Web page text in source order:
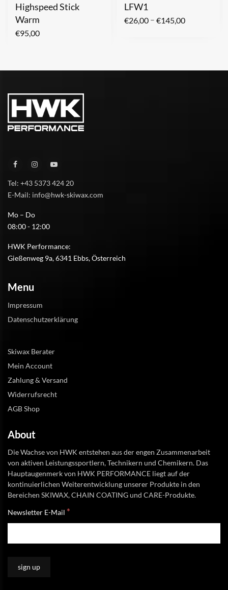
Highspeed Stick
Warm
€95,00
LFW1
€26,00 – €145,00
Tel: +43 5373 424 20
E-Mail: info@hwk-skiwax.com
Mo – Do
08:00 - 12:00
HWK Performance:
Gießenweg 9a, 6341 Ebbs, Österreich
Menu
Impressum
Datenschutzerklärung
Skiwax Berater
Mein Account
Zahlung & Versand
Widerrufsrecht
AGB Shop
About
Die Wachse von HWK entstehen aus der engen Zusammenarbeit
von aktiven Leistungssportlern, Technikern und Chemikern. Das
Hauptaugenmerk von HWK PERFORMANCE liegt auf der
kontinuierlichen Weiterentwicklung unserer Produkte in den
Bereichen SKIWAX, CHAIN COATING und CARE-Produkte.
Newsletter E-Mail *